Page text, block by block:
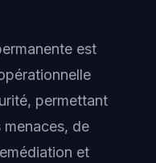
est
permettant
de
et